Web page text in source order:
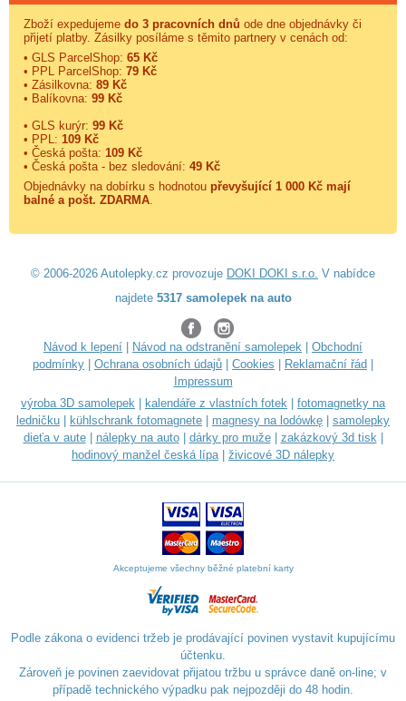
Zboží expedujeme do 3 pracovních dnů ode dne objednávky či
přijetí platby. Zásilky posíláme s těmito partnery v cenách od:
• GLS ParcelShop: 65 Kč
• PPL ParcelShop: 79 Kč
• Zásilkovna: 89 Kč
• Balíkovna: 99 Kč
• GLS kurýr: 99 Kč
• PPL: 109 Kč
• Česká pošta: 109 Kč
• Česká pošta - bez sledování: 49 Kč
Objednávky na dobírku s hodnotou převyšující 1 000 Kč mají
balné a pošt. ZDARMA
© 2006-2026 Autolepky.cz provozuje DOKI DOKI s.r.o. V nabídce
najdete 5317 samolepek na auto
Návod k lepení Návod na odstranění samolepek
Obchodní
podmínky
Ochrana osobních údajů Cookies Reklamační řád
Impressum
výroba 3D samolepek
kalendáře z vlastních fotek
fotomagnetky na
ledničku
kühlschrank fotomagnete magnesy na lodówkę
samolepky
dieťa v aute| nálepky na auto| dárky pro muže| zakázkový 3d tisk|
hodinový manžel česká lípa| živicové 3D nálepky
Akceptujeme všechny běžné platební karty
Podle zákona o evidenci tržeb je prodávající povinen vystavit kupujícímu
účtenku.
Zároveň je povinen zaevidovat přijatou tržbu u správce daně on-line; v
případě technického výpadku pak nejpozději do 48 hodin.